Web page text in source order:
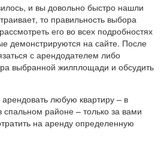
и вы довольно быстро нашли
то правильность выбора
его во всех подробностях
демонстрируются на сайте. После
с арендодателем либо
выбранной жилплощади и обсудить
любую квартиру – в
спальном районе – только за вами
на аренду определенную